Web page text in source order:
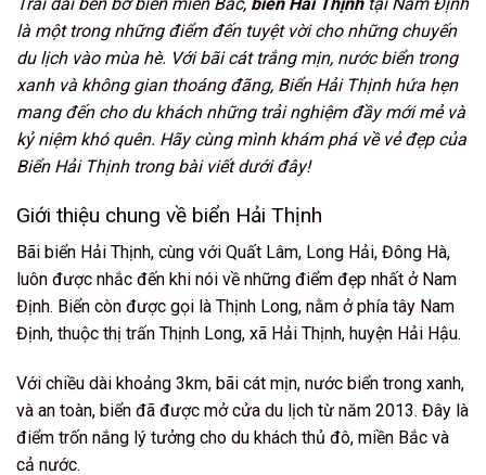
là một trong những điểm đến tuyệt vời cho những chuyến
du lịch vào mùa hè. Với bãi cát trắng mịn, nước biển trong
xanh và không gian thoáng đãng, Biển Hải Thịnh hứa hẹn
mang đến cho du khách những trải nghiệm đầy mới mẻ và
kỷ niệm khó quên. Hãy cùng mình khám phá về vẻ đẹp của
Biển Hải Thịnh trong bài viết dưới đây!
Giới thiệu chung về biển Hải Thịnh
Bãi biển Hải Thịnh, cùng với Quất Lâm, Long Hải, Đông Hà,
luôn được nhắc đến khi nói về những điểm đẹp nhất ở Nam
Định. Biển còn được gọi là Thịnh Long, nằm ở phía tây Nam
Định, thuộc thị trấn Thịnh Long, xã Hải Thịnh, huyện Hải Hậu.
Với chiều dài khoảng 3km, bãi cát mịn, nước biển trong xanh,
và an toàn, biển đã được mở cửa du lịch từ năm 2013. Đây là
điểm trốn nắng lý tưởng cho du khách thủ đô, miền Bắc và
cả nước.